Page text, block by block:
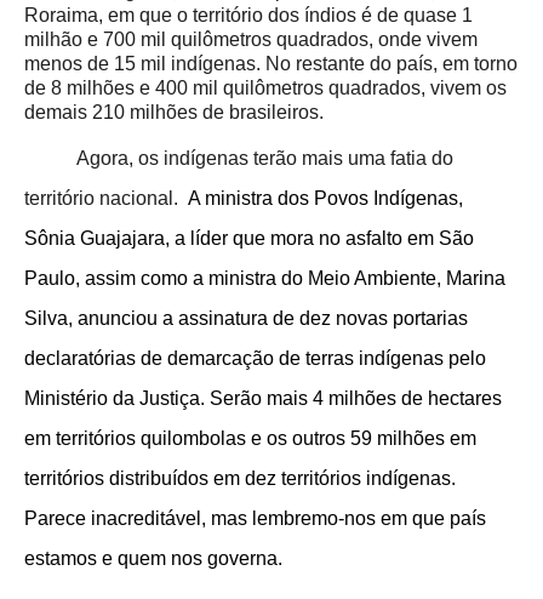
Roraima, em que o território dos índios é de quase 1
milhão e 700 mil quilômetros quadrados, onde vivem
menos de 15 mil indígenas. No restante do país, em torno
de 8 milhões e 400 mil quilômetros quadrados, vivem os
demais 210 milhões de brasileiros.
Agora, os indígenas terão mais uma fatia do
território nacional. A ministra dos Povos Indígenas,
Sônia Guajajara, a líder que mora no asfalto em São
Paulo, assim como a ministra do Meio Ambiente, Marina
Silva, anunciou a assinatura de dez novas portarias
declaratórias de demarcação de terras indígenas pelo
Ministério da Justiça. Serão mais 4 milhões de hectares
em territórios quilombolas e os outros 59 milhões em
territórios distribuídos em dez territórios indígenas.
Parece inacreditável, mas lembremo-nos em que país
estamos e quem nos governa.